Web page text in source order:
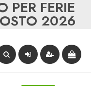
PER FERIE
2026